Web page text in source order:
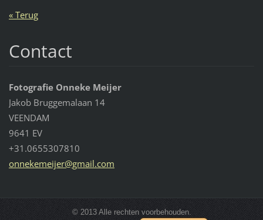
« Terug
Contact
Fotografie Onneke Meijer
Jakob Bruggemalaan 14
VEENDAM
9641 EV
+31.0655307810
onnekemeijer@gmail.com
© 2013 Alle rechten voorbehouden.